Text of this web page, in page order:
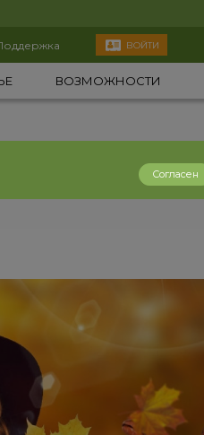
ВОЙТИ
ВОЗМОЖНОСТИ
Согласен